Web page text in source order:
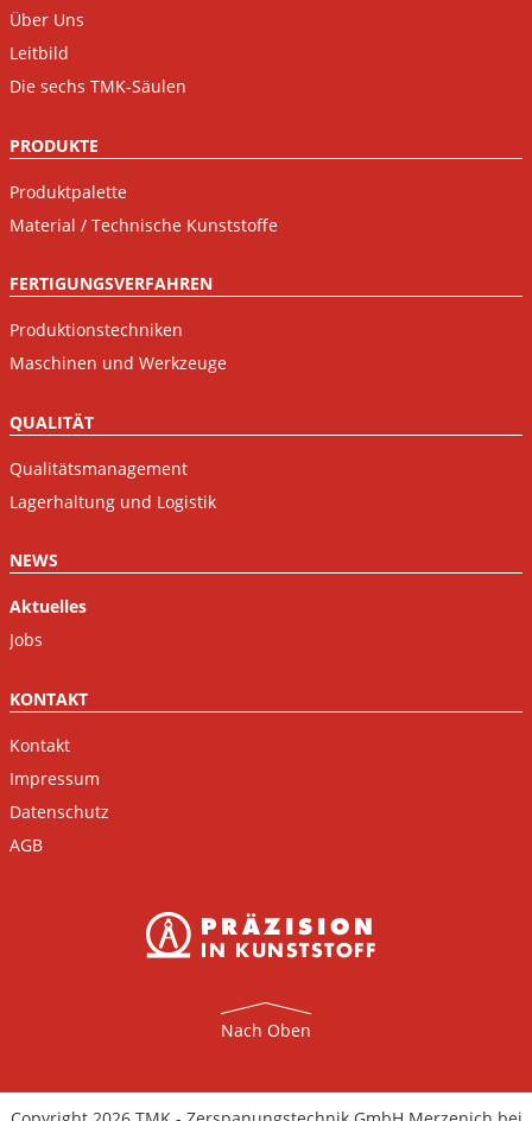
Über Uns
Leitbild
Die sechs TMK-Säulen
PRODUKTE
Produktpalette
Material / Technische Kunststoffe
FERTIGUNGSVERFAHREN
Produktionstechniken
Maschinen und Werkzeuge
QUALITÄT
Qualitätsmanagement
Lagerhaltung und Logistik
NEWS
Aktuelles
Jobs
KONTAKT
Kontakt
Impressum
Datenschutz
AGB
Nach Oben